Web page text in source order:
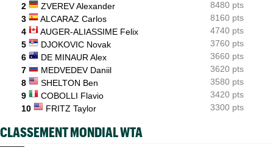
06/08
WTA - Toronto
Coco Gauff sur les tests génétiques : "Je comprends mais..."
2
ZVEREV Alexander
8480 pts
3
ALCARAZ Carlos
8160 pts
4
AUGER-ALIASSIME Felix
4740 pts
5
DJOKOVIC Novak
3760 pts
6
DE MINAUR Alex
3660 pts
7
MEDVEDEV Daniil
3620 pts
8
SHELTON Ben
3580 pts
9
COBOLLI Flavio
3420 pts
10
FRITZ Taylor 3300 pts
CLASSEMENT MONDIAL WTA